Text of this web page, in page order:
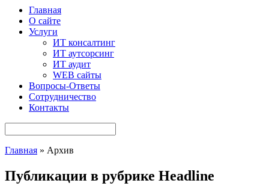
Главная
О сайте
Услуги
ИТ консалтинг
ИТ аутсорсинг
ИТ аудит
WEB сайты
Вопросы-Ответы
Сотрудничество
Контакты
Главная » Архив
Публикации в рубрике Headline